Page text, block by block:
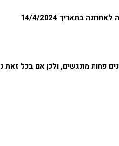
בתאריך 14/4/2024
פחות מונגשים, ולכן אם בכל